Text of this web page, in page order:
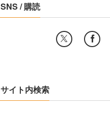
SNS / 購読
サイト内検索